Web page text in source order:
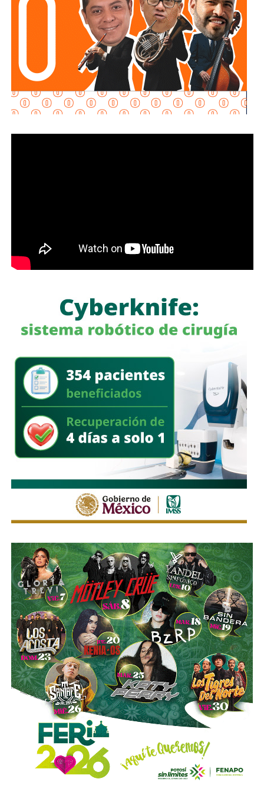
requisitos “, declaró.
Martínez Acosta señaló quela dependencia mantiene
disposición para que Uber complete el procedimiento
y pueda operar conforme a la ley, por lo que descartó que
exista una postura de persecución hacia la empresa.
“No es un tema de persecución ni de cacería. Al contrario,
buscamos que ellos mismos nos ayuden a que la
a quienes se les ha explicado el proceso de
regularización.
deja a los propios conductores en una situación de
vulnerabilidad,al no contar con las condiciones legales
previstas por la normativa estatal.
“Es la empresa la que no cumple con lo que las leyes
locales establecen y eso deja a los operadores en estado
de indefensión”, señaló.
Respecto a la llegada de nuevas plataformas digitales al
estado, Martínez Acosta consideró que la
competencia representa una oportunidad para
mejorar la calidad del servicio de transporte.
“Hoy el gremio del taxismo entiende que la competencia
es buena. Ellos estarán tratando de mejorar y brindar un
mejor servicio, mientras que la ciudadanía podrá elegir la
opción que considere más conveniente”, comentó.
La titular de la SCT reiteró que, mientras Uber no complete
el procedimiento administrativo y cumpla con las
obligaciones previstas en la ley, la plataforma no podrá
prestar el servicio de transporte en San Luis Potosí.
También lee:Ya es oficial: MiTaxi será la plataforma oficial
de transporte de la Fenapo 2026